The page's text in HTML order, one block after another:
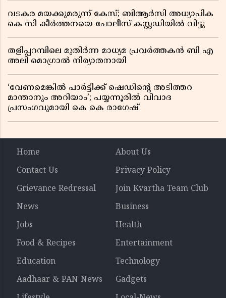
വടകര മയക്കുമരുന്ന് കേസ്; ബിആർസി അധ്യാപിക
കെ സി കീർത്തനയെ പോലീസ് കസ്റ്റഡിയിൽ വിട്ടു
തളിപ്പറമ്പിലെ മുതിർന്ന മാധ്യമ പ്രവർത്തകൻ ബി എ
അലി മൊഗ്രാൽ നിര്യാതനായി
‘വേണമെങ്കിൽ പാർട്ടിക്ക് ഷെഡിൻ്റെ അടിത്തറ
മാന്താനും അറിയാം’; പയ്യന്നൂരിൽ വിവാദ
പ്രസംഗവുമായി കെ കെ രാഗേഷ്
Home
About Us
Contact Us
Privacy Policy
Grievance Redressal
Join Kvartha Team Club
News
Business
Jobs
Health
Food & Recipes
Entertainment
Education
Technology
Aadhaar & PAN News
Gadgets